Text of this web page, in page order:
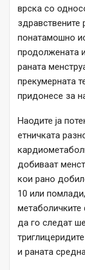
врска со
здравствените
понатамошно
продолжената
раната
прекумерната
придонесе за
Наодите ја
етничката
добиваат
кои рано
10 или
метаболичките
да го следат
и раната